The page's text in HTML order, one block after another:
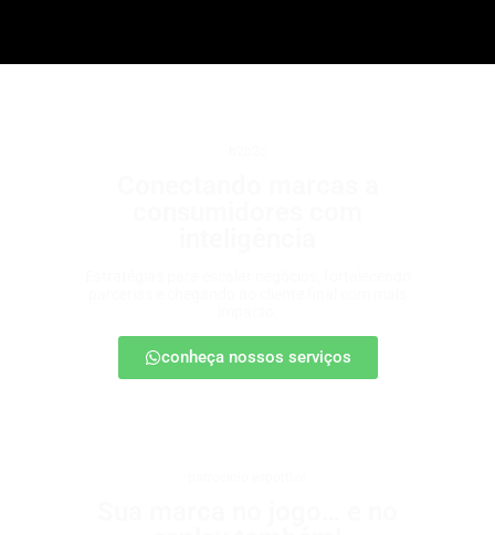
conheça nossos serviços